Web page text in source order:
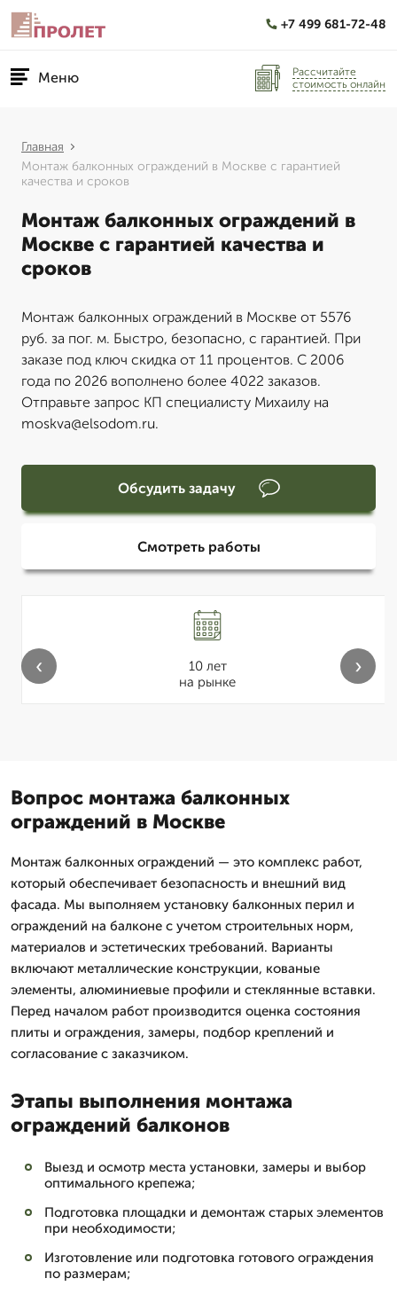
+7 499 681-72-48
Меню
Рассчитайте
стоимость онлайн
Главная
Монтаж балконных ограждений в Москве с гарантией
качества и сроков
Монтаж балконных ограждений в
Москве с гарантией качества и
сроков
Монтаж балконных ограждений в Москве от 5576
руб. за пог. м. Быстро, безопасно, с гарантией. При
заказе под ключ скидка от 11 процентов. С 2006
года по 2026 вополнено более 4022 заказов.
Отправьте запрос КП специалисту Михаилу на
moskva@elsodom.ru.
Обсудить задачу
Смотреть работы
10 лет
на рынке
‹ ›
Вопрос монтажа балконных
ограждений в Москве
Монтаж балконных ограждений — это комплекс работ,
который обеспечивает безопасность и внешний вид
фасада. Мы выполняем установку балконных перил и
ограждений на балконе с учетом строительных норм,
материалов и эстетических требований. Варианты
включают металлические конструкции, кованые
элементы, алюминиевые профили и стеклянные вставки.
Перед началом работ производится оценка состояния
плиты и ограждения, замеры, подбор креплений и
согласование с заказчиком.
Этапы выполнения монтажа
ограждений балконов
Выезд и осмотр места установки, замеры и выбор
оптимального крепежа;
Подготовка площадки и демонтаж старых элементов
при необходимости;
Изготовление или подготовка готового ограждения
по размерам;